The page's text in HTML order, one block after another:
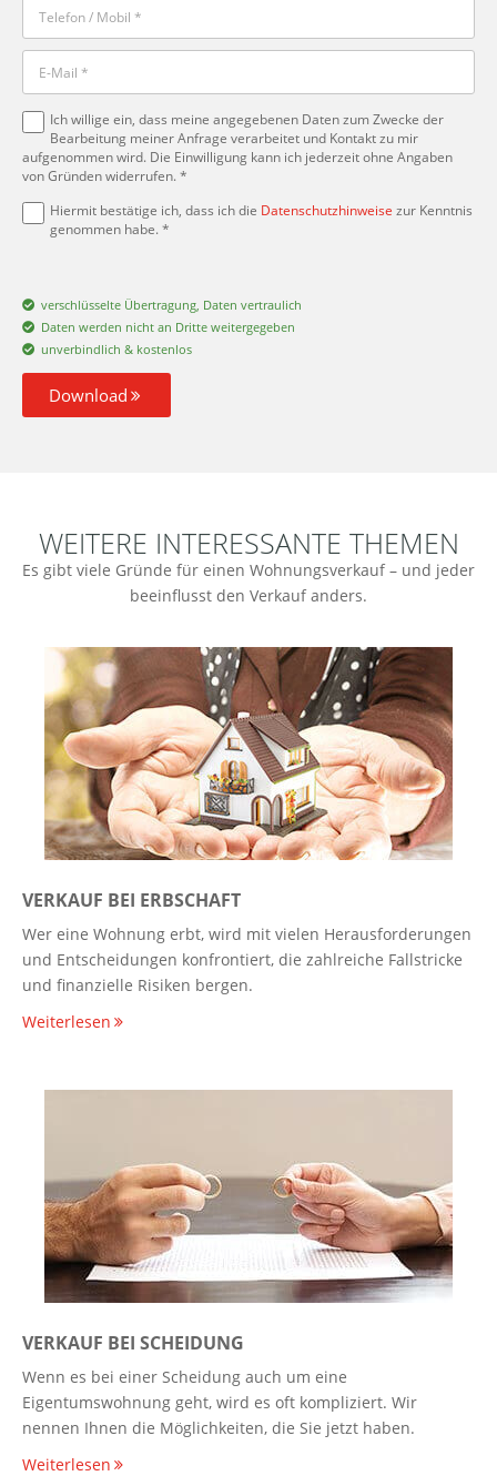
Ich willige ein, dass meine angegebenen Daten zum Zwecke der
Bearbeitung meiner Anfrage verarbeitet und Kontakt zu mir
aufgenommen wird. Die Einwilligung kann ich jederzeit ohne Angaben
von Gründen widerrufen. *
Hiermit bestätige ich, dass ich die Datenschutzhinweise zur Kenntnis
genommen habe. *
verschlüsselte Übertragung, Daten vertraulich
Daten werden nicht an Dritte weitergegeben
unverbindlich & kostenlos
Download
WEITERE INTERESSANTE THEMEN
Es gibt viele Gründe für einen Wohnungsverkauf – und jeder
beeinflusst den Verkauf anders.
VERKAUF BEI ERBSCHAFT
Wer eine Wohnung erbt, wird mit vielen Herausforderungen
und Entscheidungen konfrontiert, die zahlreiche Fallstricke
und finanzielle Risiken bergen.
Weiterlesen
VERKAUF BEI SCHEIDUNG
Wenn es bei einer Scheidung auch um eine
Eigentumswohnung geht, wird es oft kompliziert. Wir
nennen Ihnen die Möglichkeiten, die Sie jetzt haben.
Weiterlesen